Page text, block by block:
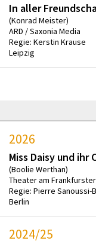
In aller
(Konrad Meister)
ARD / Saxonia Media
Regie: Kerstin Krause
Leipzig
2026
Miss Daisy und ihr
(Boolie Werthan)
Theater am
Regie: Pierre Sanoussi-
Berlin
2024/25